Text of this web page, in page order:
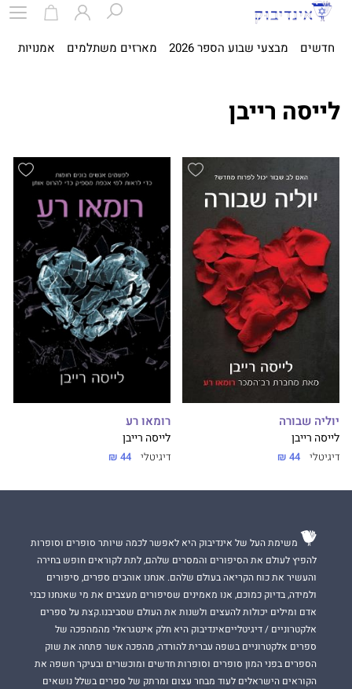
חדשים מבצעי שבוע הספר 2026 מארזים משתלמים אמנויות
לייסה רייבן
יוליה שבורה
לייסה רייבן
דיגיטלי 44 ₪
רומאו רע
לייסה רייבן
דיגיטלי 44 ₪
משימת העל של אינדיבוק היא לאפשר לכמה שיותר סופרים וסופרות
להפיץ לעולם את הסיפורים והמסרים שלהם, לתת לקוראים חופש בחירה
והעשיר את כוח הקריאה בעולם שלהם. אנחנו אוהבים ספרים, סיפורים
ולמידה, בדיוק כמוכם, אנו מאמינים שסיפורים מעצבים את מי שאנחנו כבני
אדם ומילים יכולות להעצים ולשנות את העולם שסביבנו.קצת על ספרים
אלקטרוניים / דיגיטלייםאינדיבוק היא חלק אינטגראלי מהמהפכה של
ספרים אלקטרוניים בשפה עברית להורדה, מהפכה אשר פתחה את שוק
הספרים בפני המון סופרים וסופרות חדשים ומוכשרים ובעיקר חשפה את
הקוראים הישראלים לעוד מבחר עצום ומרתק של ספרים בשלל נושאים